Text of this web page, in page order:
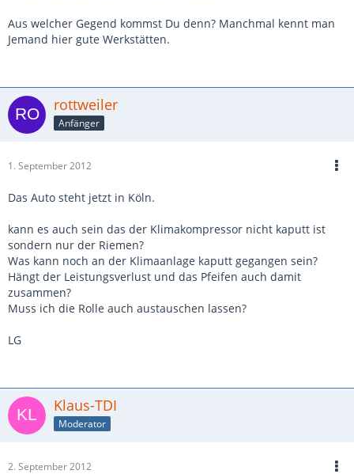
Aus welcher Gegend kommst Du denn? Manchmal kennt man
Jemand hier gute Werkstätten.
rottweiler
Anfänger
1. September 2012
Das Auto steht jetzt in Köln.
kann es auch sein das der Klimakompressor nicht kaputt ist
sondern nur der Riemen?
Was kann noch an der Klimaanlage kaputt gegangen sein?
Hängt der Leistungsverlust und das Pfeifen auch damit
zusammen?
Muss ich die Rolle auch austauschen lassen?
LG
Klaus-TDI
Moderator
2. September 2012